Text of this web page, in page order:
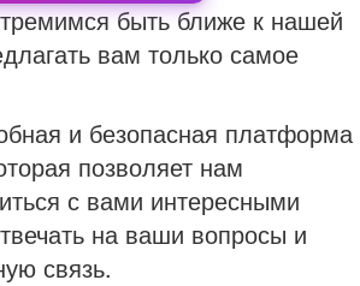
быть ближе к нашей
вам только самое
и безопасная платформа
позволяет нам
с вами интересными
на ваши вопросы и
связь.